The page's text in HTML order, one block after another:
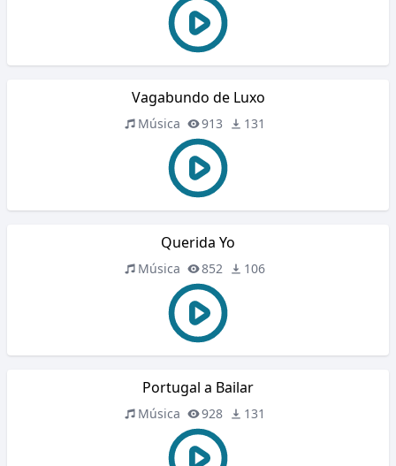
Vagabundo de Luxo
Música 913 131
Querida Yo
Música 852 106
Portugal a Bailar
Música 928 131